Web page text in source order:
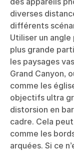
diverses
différents
Utiliser un angle
plus grande
les paysages
Grand Canyon,
comme les
objectifs ultra
distorsion en
cadre. Cela
comme les
arquées. Si ce